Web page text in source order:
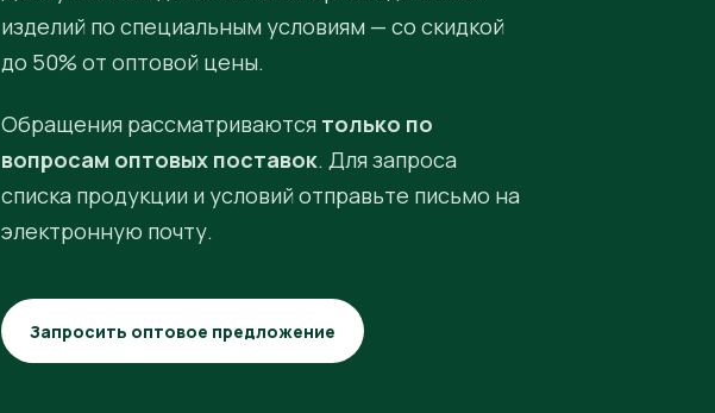
изделий по специальным условиям — со скидкой
до 50% от оптовой цены.
Обращения рассматриваются только по
вопросам оптовых поставок. Для запроса
списка продукции и условий отправьте письмо на
электронную почту.
Запросить оптовое предложение